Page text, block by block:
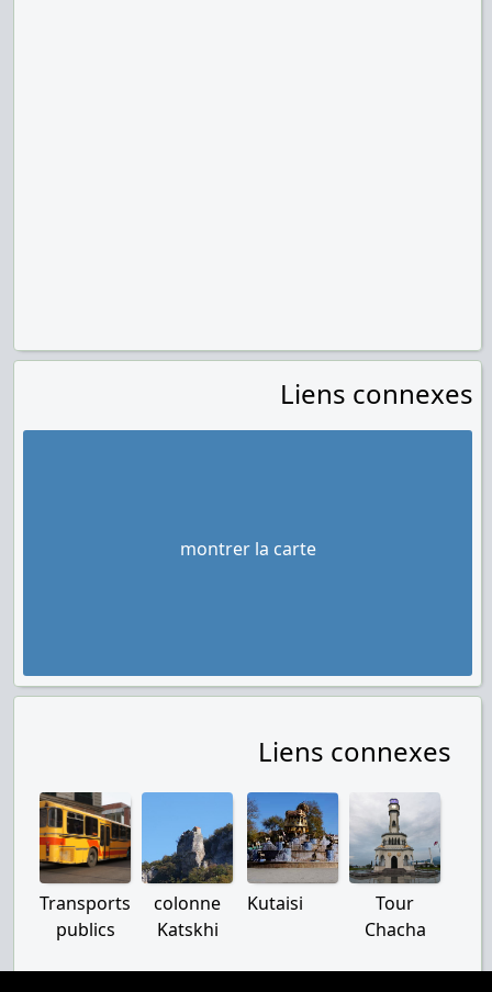
Liens connexes
montrer la carte
Liens connexes
Transports
publics
colonne
Katskhi
Kutaisi
Tour
Chacha